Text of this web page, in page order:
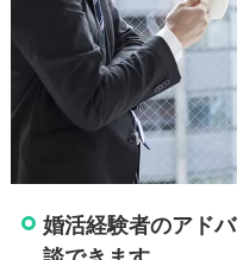
婚活経験者のアド